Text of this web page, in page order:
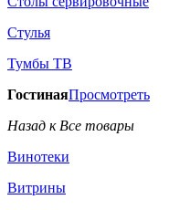
Стулья
Тумбы ТВ
ГостинаяПросмотреть
Назад к Все товары
Винотеки
Витрины